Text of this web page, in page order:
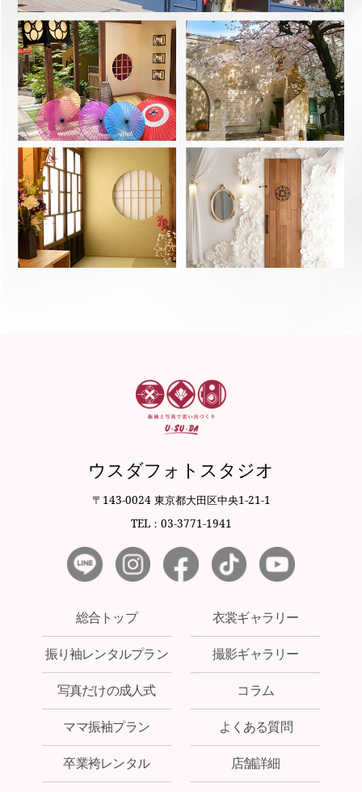
ウスダフォトスタジオ
〒143-0024 東京都大田区中央1-21-1
TEL：03-3771-1941
総合トップ
振り袖レンタルプラン
写真だけの成人式
ママ振袖プラン
卒業袴レンタル
衣裳ギャラリー
撮影ギャラリー
コラム
よくある質問
店舗詳細